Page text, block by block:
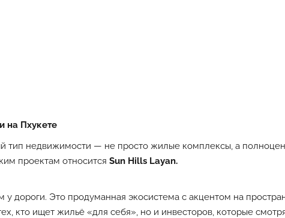
на Пхукете
тип недвижимости — не просто жилые комплексы, а
проектам относится Sun Hills Layan.
дороги. Это продуманная экосистема с акцентом на
кто ищет жильё «для себя», но и инвесторов, которые